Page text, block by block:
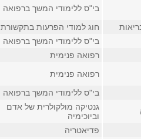
בי"ס ללימודי המשך ברפואה
חוג למודי הפרעות בתקשורת
בי"ס ללימודי המשך ברפואה
רפואה פנימית
רפואה פנימית
בי"ס ללימודי המשך ברפואה
גנטיקה מולקולרית של אדם
וביוכימיה
פדיאטריה